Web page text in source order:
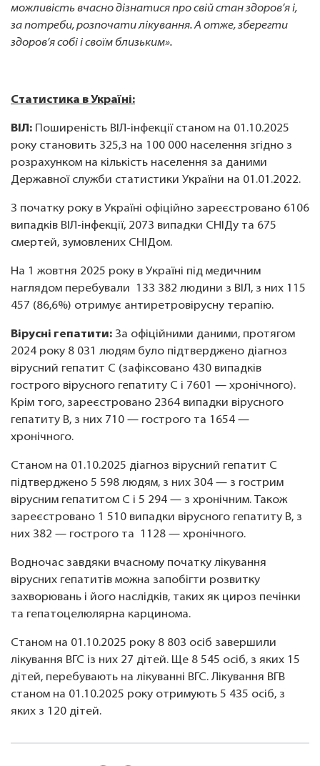
можливість вчасно дізнатися про свій стан здоров’я і,
за потреби, розпочати лікування. А отже, зберегти
здоров’я собі і своїм близьким».
Статистика в Україні:
ВІЛ: Поширеність ВІЛ-інфекції станом на 01.10.2025
року становить 325,3 на 100 000 населення згідно з
розрахунком на кількість населення за даними
Державної служби статистики України на 01.01.2022.
З початку року в Україні офіційно зареєстровано 6106
випадків ВІЛ-інфекції, 2073 випадки СНІДу та 675
смертей, зумовлених СНІДом.
На 1 жовтня 2025 року в Україні під медичним
наглядом перебували 133 382 людини з ВІЛ, з них 115
457 (86,6%) отримує антиретровірусну терапію.
Вірусні гепатити: За офіційними даними, протягом
2024 року 8 031 людям було підтверджено діагноз
вірусний гепатит С (зафіксовано 430 випадків
гострого вірусного гепатиту С і 7601 — хронічного).
Крім того, зареєстровано 2364 випадки вірусного
гепатиту В, з них 710 — гострого та 1654 —
хронічного.
Станом на 01.10.2025 діагноз вірусний гепатит C
підтверджено 5 598 людям, з них 304 — з гострим
вірусним гепатитом C і 5 294 — з хронічним. Також
зареєстровано 1 510 випадки вірусного гепатиту B, з
них 382 — гострого та 1128 — хронічного.
Водночас завдяки вчасному початку лікування
вірусних гепатитів можна запобігти розвитку
захворювань і його наслідків, таких як цироз печінки
та гепатоцелюлярна карцинома.
Станом на 01.10.2025 року 8 803 осіб завершили
лікування ВГС із них 27 дітей. Ще 8 545 осіб, з яких 15
дітей, перебувають на лікуванні ВГС. Лікування ВГВ
станом на 01.10.2025 року отримують 5 435 осіб, з
яких з 120 дітей.